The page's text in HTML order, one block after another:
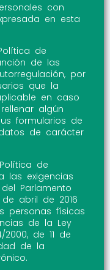
con
en esta
de
de las
por
que la
en caso
algún
formularios de
de carácter
de
las exigencias
Parlamento
abril de 2016
personas físicas
de la Ley
de 11 de
de la